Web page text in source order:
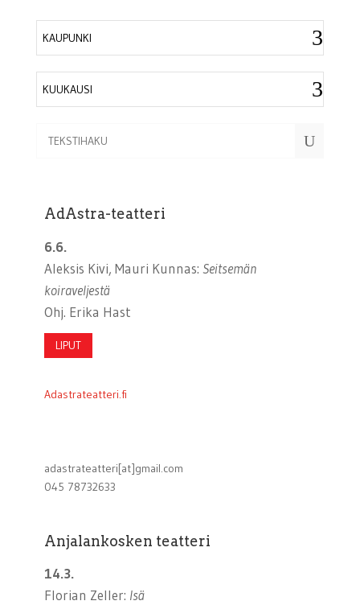
KAUPUNKI
KUUKAUSI
U
AdAstra-teatteri
6.6.
Aleksis Kivi, Mauri Kunnas: Seitsemän
koiraveljestä
Ohj. Erika Hast
LIPUT
Adastrateatteri.fi
adastrateatteri[at]gmail.com
045 78732633
Anjalankosken teatteri
14.3.
Florian Zeller: Isä